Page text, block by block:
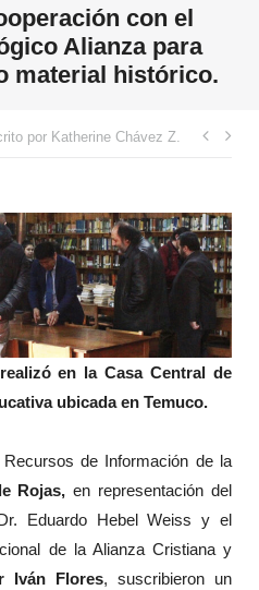
con el
Alianza para
material histórico.
por Katherine Chávez Z.
en la Casa Central de
ubicada en Temuco.
de Información de la
Rojas, en representación del
Eduardo Hebel Weiss y el
de la Alianza Cristiana y
Iván Flores, suscribieron un